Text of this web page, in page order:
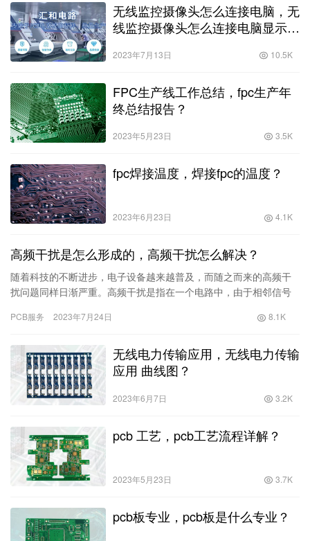
无线监控摄像头怎么连接电脑，无
线监控摄像头怎么连接电脑显示
2023年7月13日 10.5K
FPC生产线工作总结，fpc生产年
终总结报告？
2023年5月23日 3.5K
fpc焊接温度，焊接fpc的温度？
2023年6月23日 4.1K
高频干扰是怎么形成的，高频干扰怎么解决？
随着科技的不断进步，电子设备越来越普及，而随之而来的高频干
扰问题同样日渐严重。高频干扰是指在一个电路中，由于相邻信号
流噪声。而高频干扰问题不仅会导致电子设备
PCB服务 2023年7月24日 8.1K
无线电力传输应用，无线电力传输
应用 曲线图？
2023年6月7日 3.2K
pcb 工艺，pcb工艺流程详解？
2023年5月23日 3.7K
pcb板专业，pcb板是什么专业？